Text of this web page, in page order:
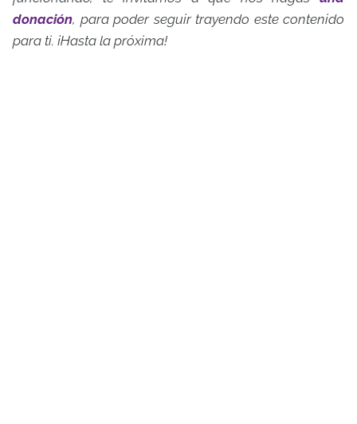
donación, para poder seguir trayendo este contenido
para ti. ¡Hasta la próxima!